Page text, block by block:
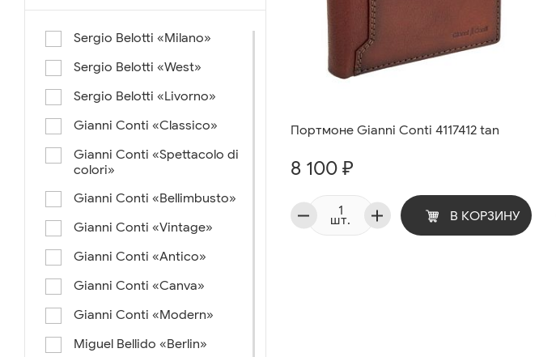
Sergio Belotti «Milano»
Sergio Belotti «West»
Sergio Belotti «Livorno»
Gianni Conti «Classico»
Gianni Conti «Spettacolo di
colori»
Gianni Conti «Bellimbusto»
Gianni Conti «Vintage»
Gianni Conti «Antico»
Gianni Conti «Canva»
Gianni Conti «Modern»
Miguel Bellido «Berlin»
Портмоне Gianni Conti 4117412 tan
8 100 ₽
шт. В КОРЗИНУ